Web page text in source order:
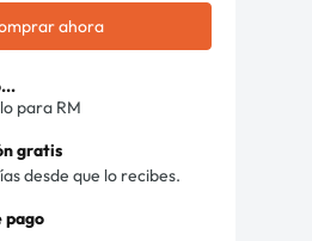
ahora
para RM
gratis
desde que lo recibes.
pago